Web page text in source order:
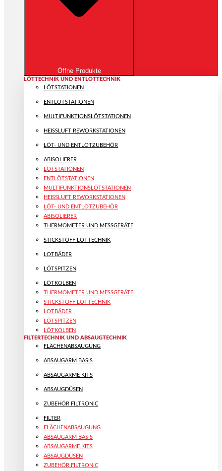
Öffne Produkte
LÖTTECHNIK UND ENTLÖTTECHNIK
LÖTSTATIONEN
ENTLÖTSTATIONEN
MULTIFUNKTIONS­LÖTSTATIONEN
HEISSLUFT REWORKSTATIONEN
LÖT- UND ENTLÖTZUBEHÖR
ABISOLIERER
LÖTSTATIONEN
ENTLÖTSTATIONEN
MULTIFUNKTIONS­LÖTSTATIONEN
HEISSLUFT REWORKSTATIONEN
LÖT- UND ENTLÖTZUBEHÖR
ABISOLIERER
THERMOMETER UND MESSGERÄTE
STICKSTOFF LÖTTECHNIK
LOTBÄDER
LÖTSPITZEN
LÖTKOLBEN
THERMOMETER UND MESSGERÄTE
STICKSTOFF LÖTTECHNIK
LOTBÄDER
LÖTSPITZEN
LÖTKOLBEN
FILTERTECHNIK UND ABSAUGTECHNIK
FLÄCHENABSAUGUNG
ABSAUGARM BASIS
ABSAUGARME KITS
ABSAUGDÜSEN
ZUBEHÖR FILTRONIC
FILTER
FLÄCHENABSAUGUNG
ABSAUGARM BASIS
ABSAUGARME KITS
ABSAUGDÜSEN
ZUBEHÖR FILTRONIC